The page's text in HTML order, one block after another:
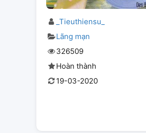
_Tieuthiensu_
Lãng mạn
326509
Hoàn thành
19-03-2020